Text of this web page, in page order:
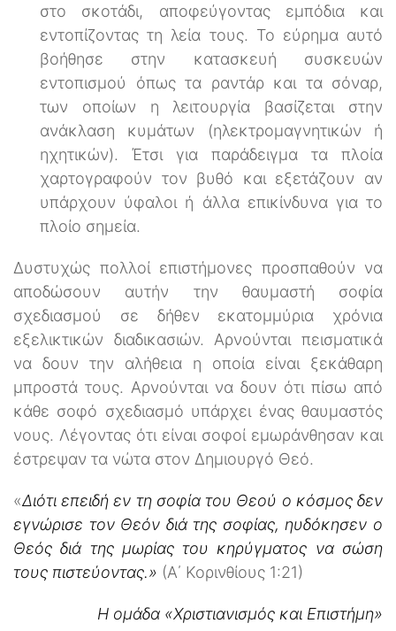
στο σκοτάδι, αποφεύγοντας εμπόδια και
εντοπίζοντας τη λεία τους. Το εύρημα αυτό
βοήθησε στην κατασκευή συσκευών
εντοπισμού όπως τα ραντάρ και τα σόναρ,
των οποίων η λειτουργία βασίζεται στην
ανάκλαση κυμάτων (ηλεκτρομαγνητικών ή
ηχητικών). Έτσι για παράδειγμα τα πλοία
χαρτογραφούν τον βυθό και εξετάζουν αν
υπάρχουν ύφαλοι ή άλλα επικίνδυνα για το
πλοίο σημεία.
Δυστυχώς πολλοί επιστήμονες προσπαθούν να
αποδώσουν αυτήν την θαυμαστή σοφία
σχεδιασμού σε δήθεν εκατομμύρια χρόνια
εξελικτικών διαδικασιών. Αρνούνται πεισματικά
να δουν την αλήθεια η οποία είναι ξεκάθαρη
μπροστά τους. Αρνούνται να δουν ότι πίσω από
κάθε σοφό σχεδιασμό υπάρχει ένας θαυμαστός
νους. Λέγοντας ότι είναι σοφοί εμωράνθησαν και
έστρεψαν τα νώτα στον Δημιουργό Θεό.
«Διότι επειδή εν τη σοφία του Θεού ο κόσμος δεν
εγνώρισε τον Θεόν διά της σοφίας, ηυδόκησεν ο
Θεός διά της μωρίας του κηρύγματος να σώση
τους πιστεύοντας.» (Α΄ Κορινθίους 1:21)
H ομάδα «Χριστιανισμός και Επιστήμη»